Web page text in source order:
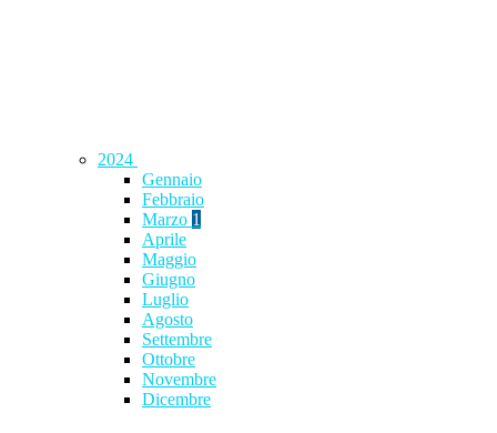
2024
Gennaio
Febbraio
Marzo 1
Aprile
Maggio
Giugno
Luglio
Agosto
Settembre
Ottobre
Novembre
Dicembre